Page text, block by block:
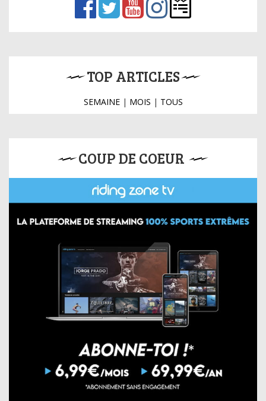
TOP ARTICLES
SEMAINE| MOIS | TOUS
COUP DE COEUR